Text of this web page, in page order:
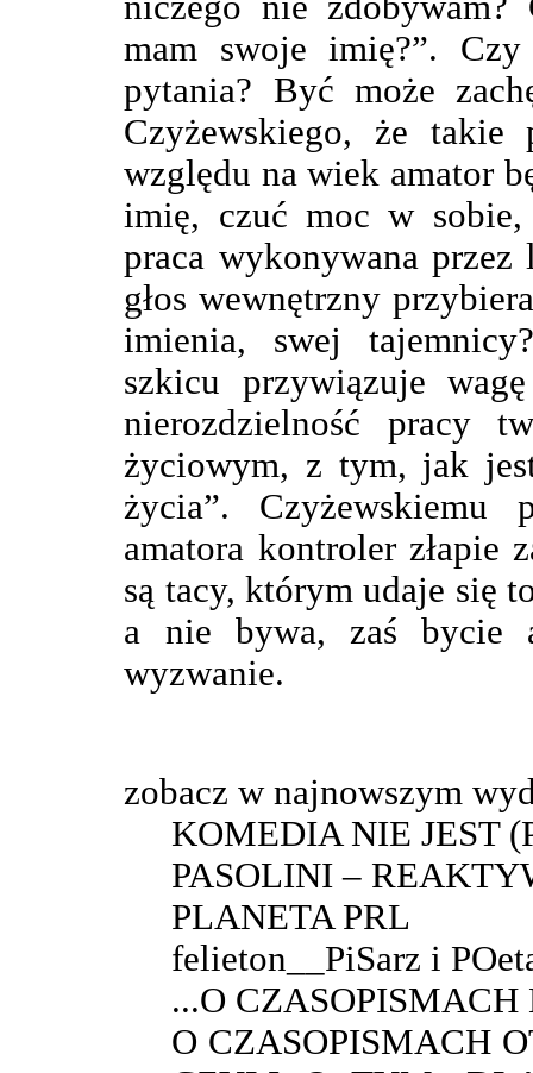
mam swoje imię?”.
pytania? Być może
Czyżewskiego, że
względu na wiek amator
imię, czuć moc w sobie,
praca wykonywana przez
głos wewnętrzny
imienia, swej
szkicu przywiązuje
nierozdzielność pracy
życiowym, z tym, jak
życia”.
amatora kontroler złapie
są tacy, którym udaje się
a nie bywa, zaś bycie
wyzwanie.
zobacz w najnowszym
KOMEDIA NIE JEST
PASOLINI –
PLANETA PRL
felieton__PiSarz i
...O
O CZASOPISMACH